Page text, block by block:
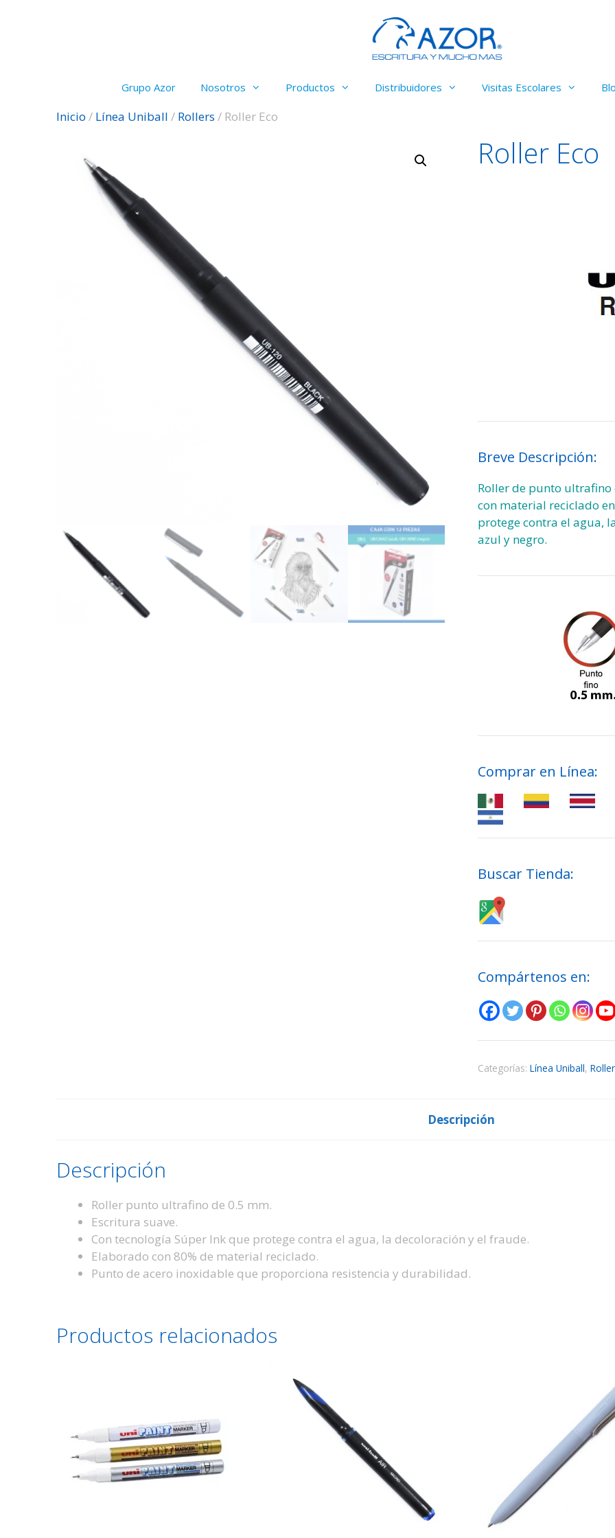
Grupo Azor Nosotros Productos Distribuidores Visitas Escolares
Inicio / Línea Uniball / Rollers / Roller Eco
Roller Eco
Breve Descripción:
Roller de punto
con material reciclado
protege contra el agua,
azul y negro.
Comprar en Línea:
Buscar Tienda:
Compártenos en:
Categorías: Línea Uniball,
Descripción
Descripción
Roller punto ultrafino de 0.5 mm.
Escritura suave.
Con tecnología Súper Ink que protege contra el agua, la decoloración y el fraude.
Elaborado con 80% de material reciclado.
Punto de acero inoxidable que proporciona resistencia y durabilidad.
Productos relacionados